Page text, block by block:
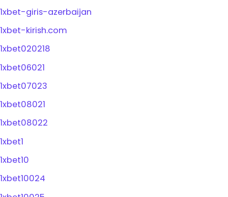
1xbet-giris-azerbaijan
1xbet-kirish.com
1xbet020218
1xbet06021
1xbet07023
1xbet08021
1xbet08022
1xbet1
1xbet10
1xbet10024